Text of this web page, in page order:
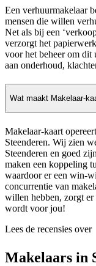
Een verhuurmakelaar
mensen die willen
Net als bij een
verzorgt het
voor het beheer om dit
aan onderhoud,
Wat maakt Makelaar-
Makelaar-kaart
Steenderen. Wij zien
Steenderen en goed
maken een koppeling
waardoor er een win-
concurrentie van
willen hebben, zorgt
wordt voor jou!
Lees de recensies over
Makelaars in